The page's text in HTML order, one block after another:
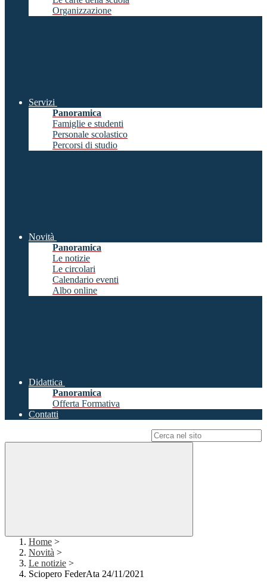
Organizzazione
Servizi
Panoramica
Famiglie e studenti
Personale scolastico
Percorsi di studio
Novità
Panoramica
Le notizie
Le circolari
Calendario eventi
Albo online
Didattica
Panoramica
Offerta Formativa
Contatti
Home >
Novità >
Le notizie >
Sciopero FederAta 24/11/2021